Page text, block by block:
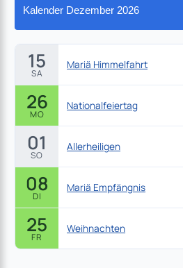
Kalender Dezember 2026
15
SA
Mariä Himmelfahrt
26
MO
Nationalfeiertag
01
SO
Allerheiligen
08
DI
Mariä Empfängnis
25
FR
Weihnachten